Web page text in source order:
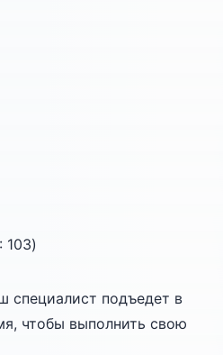
103)
специалист подъедет в
чтобы выполнить свою